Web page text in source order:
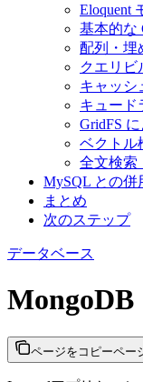
Eloquent
基本的な
配列・埋
クエリビ
キャッシ
キュード
GridFS
ベクトル
全文検索
MySQL との併
まとめ
次のステップ
データベース
MongoDB
ページをコピーペー